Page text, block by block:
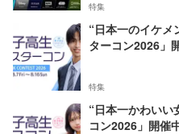
特集
“日本一のイケメ
ターコン2026」
特集
“日本一かわいい
コン2026」開催